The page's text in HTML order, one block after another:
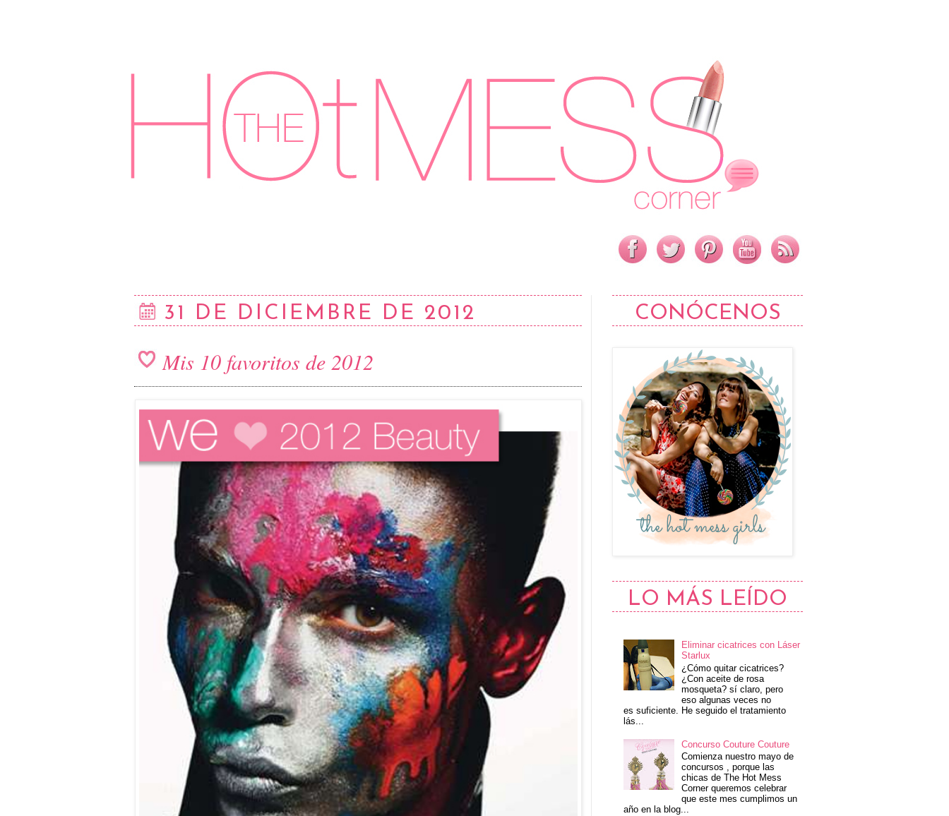
31 DE DICIEMBRE DE 2012
Mis 10 favoritos de 2012
CONÓCENOS
LO MÁS LEÍDO
Eliminar cicatrices con Láser
Starlux
¿Cómo quitar cicatrices?
¿Con aceite de rosa
mosqueta? sí claro, pero
eso algunas veces no
es suficiente. He seguido el tratamiento
lás...
Concurso Couture Couture
Comienza nuestro mayo de
concursos , porque las
chicas de The Hot Mess
Corner queremos celebrar
que este mes cumplimos un
año en la blog...